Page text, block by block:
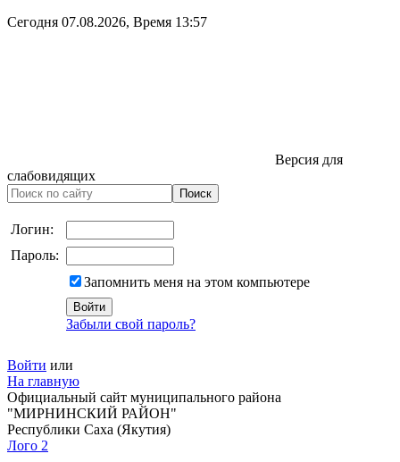
Сегодня 07.08.2026, Время 13:57
Версия для
слабовидящих
Логин:
Пароль:
Запомнить меня на этом компьютере
Забыли свой пароль?
Войти или
На главную
Официальный сайт муниципального района
"МИРНИНСКИЙ РАЙОН"
Республики Саха (Якутия)
Лого 2